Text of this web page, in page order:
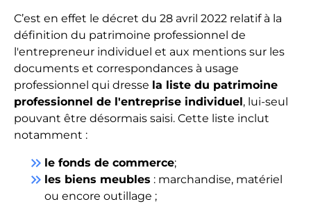
C’est en effet le décret du 28 avril 2022 relatif à la
définition du patrimoine professionnel de
l'entrepreneur individuel et aux mentions sur les
documents et correspondances à usage
professionnel qui dresse la liste du patrimoine
professionnel de l'entreprise individuel, lui-seul
pouvant être désormais saisi. Cette liste inclut
notamment :
keyboard_double_arrow_right le fonds de commerce;
keyboard_double_arrow_right les biens meubles : marchandise, matériel
ou encore outillage ;